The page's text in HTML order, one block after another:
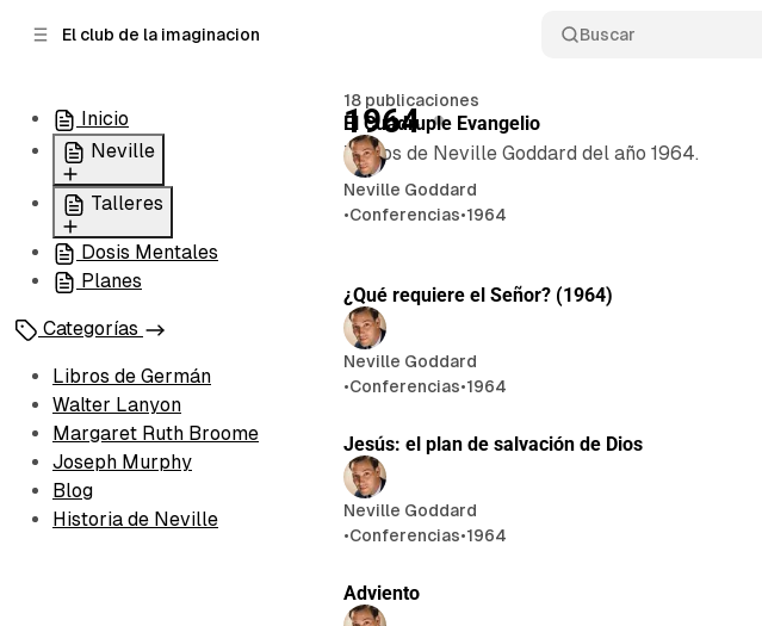
El club de la imaginacion Buscar
Inicio
Neville
Conferencias
Historia de Neville
Talleres
365 Días
100 Preguntas
Dosis Mentales
Planes
Categorías
Libros de Germán
Walter Lanyon
Margaret Ruth Broome
Joseph Murphy
Blog
Historia de Neville
18 publicaciones
1964
Textos de Neville Goddard del año 1964.
El Cuádruple Evangelio
Neville Goddard
•Conferencias•1964
¿Qué requiere el Señor? (1964)
Neville Goddard
•Conferencias•1964
Jesús: el plan de salvación de Dios
Neville Goddard
•Conferencias•1964
Adviento